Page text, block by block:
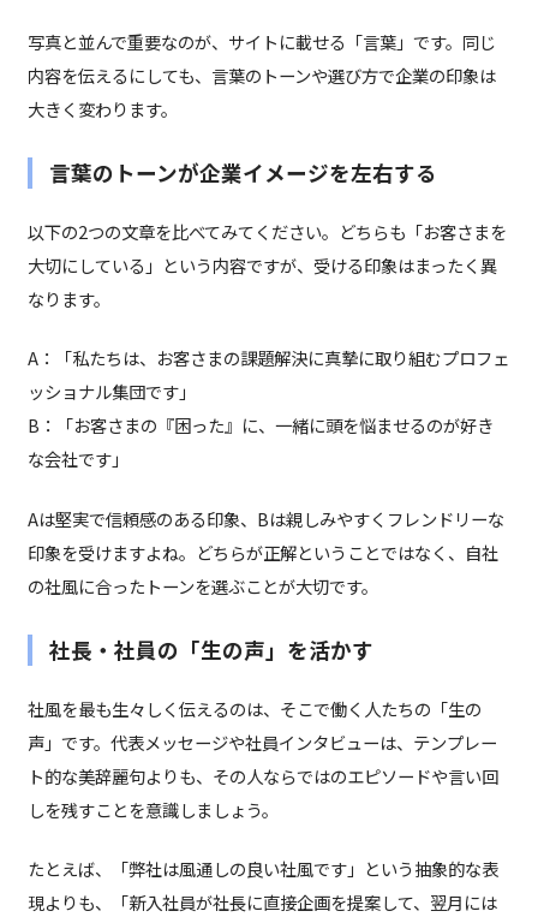
写真と並んで重要なのが、サイトに載せる「言葉」です。同じ
内容を伝えるにしても、言葉のトーンや選び方で企業の印象は
大きく変わります。
言葉のトーンが企業イメージを左右する
以下の2つの文章を比べてみてください。どちらも「お客さまを
大切にしている」という内容ですが、受ける印象はまったく異
なります。
A：「私たちは、お客さまの課題解決に真摯に取り組むプロフェ
ッショナル集団です」
B：「お客さまの『困った』に、一緒に頭を悩ませるのが好き
な会社です」
Aは堅実で信頼感のある印象、Bは親しみやすくフレンドリーな
印象を受けますよね。どちらが正解ということではなく、自社
の社風に合ったトーンを選ぶことが大切です。
社長・社員の「生の声」を活かす
社風を最も生々しく伝えるのは、そこで働く人たちの「生の
声」です。代表メッセージや社員インタビューは、テンプレー
ト的な美辞麗句よりも、その人ならではのエピソードや言い回
しを残すことを意識しましょう。
たとえば、「弊社は風通しの良い社風です」という抽象的な表
現よりも、「新入社員が社長に直接企画を提案して、翌月には